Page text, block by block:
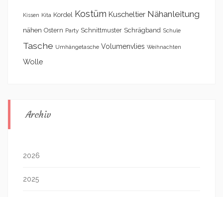
Kissen Kita Kordel Kostüm Kuscheltier Nähanleitung
nähen Ostern Party Schnittmuster Schrägband Schule
Tasche Umhängetasche Volumenvlies Weihnachten
Wolle
Archiv
2026
2025